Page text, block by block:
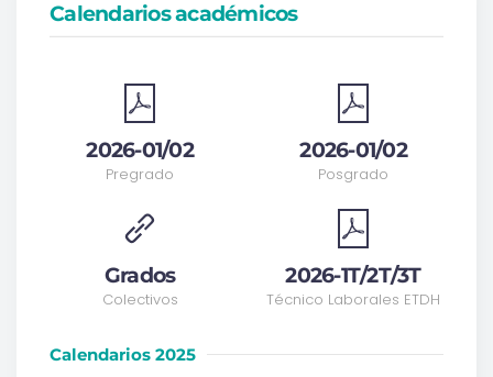
Calendarios académicos
2026-01/02
Pregrado
Grados
Colectivos
2026-01/02
Posgrado
2026-1T/2T/3T
Técnico Laborales ETDH
Calendarios 2025